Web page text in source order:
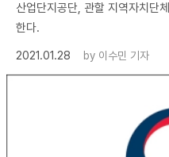
산업단지공단, 관할 지역자치단
한다.
2021.01.28
by 이수민 기자